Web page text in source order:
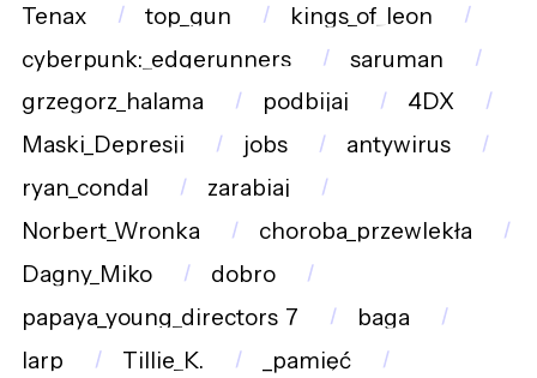
Tenax
top_gun
kings_of_leon
cyberpunk:_edgerunners
saruman
grzegorz_halama
podbijaj
4DX
Maski_Depresji
jobs
antywirus
ryan_condal
zarabiaj
Norbert_Wronka
choroba_przewlekła
Dagny_Miko
dobro
papaya_young_directors_7
baga
larp
Tillie_K.
_pamięć